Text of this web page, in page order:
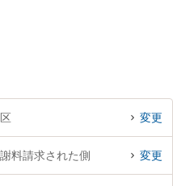
変更
料請求された側 変更